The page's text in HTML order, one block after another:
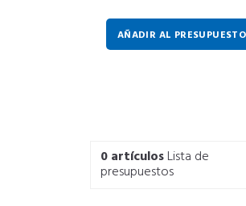
AÑADIR AL PRESUPUESTO
0artículosLista de
presupuestos